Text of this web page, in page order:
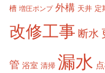
槽 増圧ポンプ 外構 天井 定
改修工事 断水
管 浴室 清掃 漏水